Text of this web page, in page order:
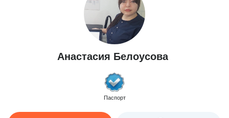
Анастасия Белоусова
Паспорт